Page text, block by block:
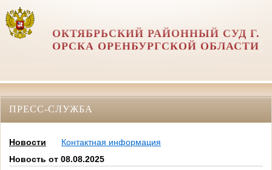
ОКТЯБРЬСКИЙ РАЙОННЫЙ СУД Г.
ОРСКА ОРЕНБУРГСКОЙ ОБЛАСТИ
ПРЕСС-СЛУЖБА
Новости
Контактная информация
Новость от 08.08.2025